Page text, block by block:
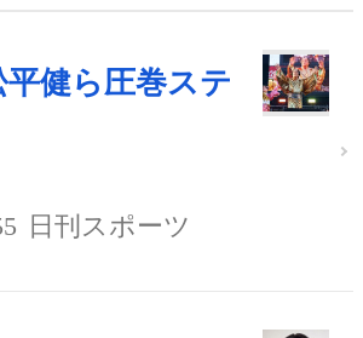
健ら圧巻ステ
日刊スポーツ